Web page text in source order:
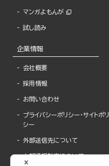
マンガよもんが
試し読み
企業情報
会社概要
採用情報
お問い合わせ
プライバシーポリシー・サイトポリ
シー
外部送信先について
内部通報制度について